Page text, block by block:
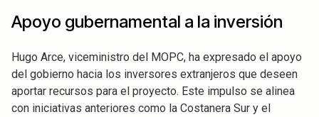
Apoyo gubernamental a la inversión
Hugo Arce, viceministro del MOPC, ha expresado el apoyo
del gobierno hacia los inversores extranjeros que deseen
aportar recursos para el proyecto. Este impulso se alinea
con iniciativas anteriores como la Costanera Sur y el